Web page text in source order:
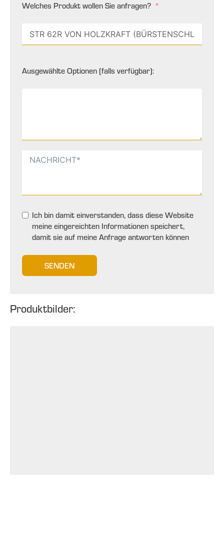
Welches Produkt wollen Sie anfragen?
Ausgewählte Optionen (falls verfügbar):
Ich bin damit einverstanden, dass diese Website
meine eingereichten Informationen speichert,
damit sie auf meine Anfrage antworten können
SENDEN
Produktbilder: